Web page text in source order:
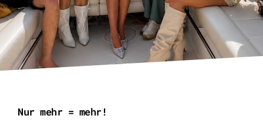
Nur mehr = mehr!